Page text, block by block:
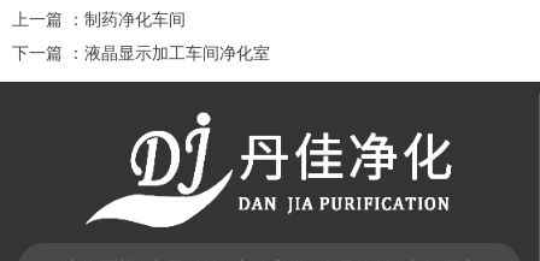
上一篇 ： 制药净化车间
下一篇 ： 液晶显示加工车间净化室